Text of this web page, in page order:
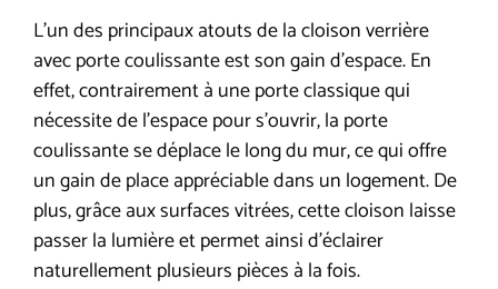
L’un des principaux atouts de la cloison verrière
avec porte coulissante est son gain d’espace. En
effet, contrairement à une porte classique qui
nécessite de l’espace pour s’ouvrir, la porte
coulissante se déplace le long du mur, ce qui offre
un gain de place appréciable dans un logement. De
plus, grâce aux surfaces vitrées, cette cloison laisse
passer la lumière et permet ainsi d’éclairer
naturellement plusieurs pièces à la fois.